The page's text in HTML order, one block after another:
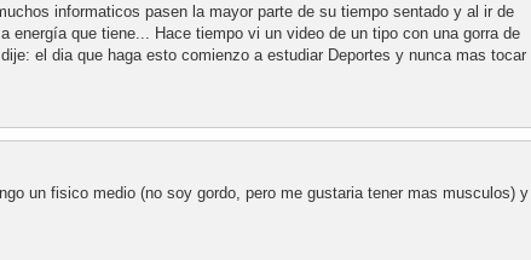
informaticos pasen la mayor parte de su tiempo sentado y al ir de
energía que tiene... Hace tiempo vi un video de un tipo con una gorra de
el dia que haga esto comienzo a estudiar Deportes y nunca mas tocar
un fisico medio (no soy gordo, pero me gustaria tener mas musculos) y